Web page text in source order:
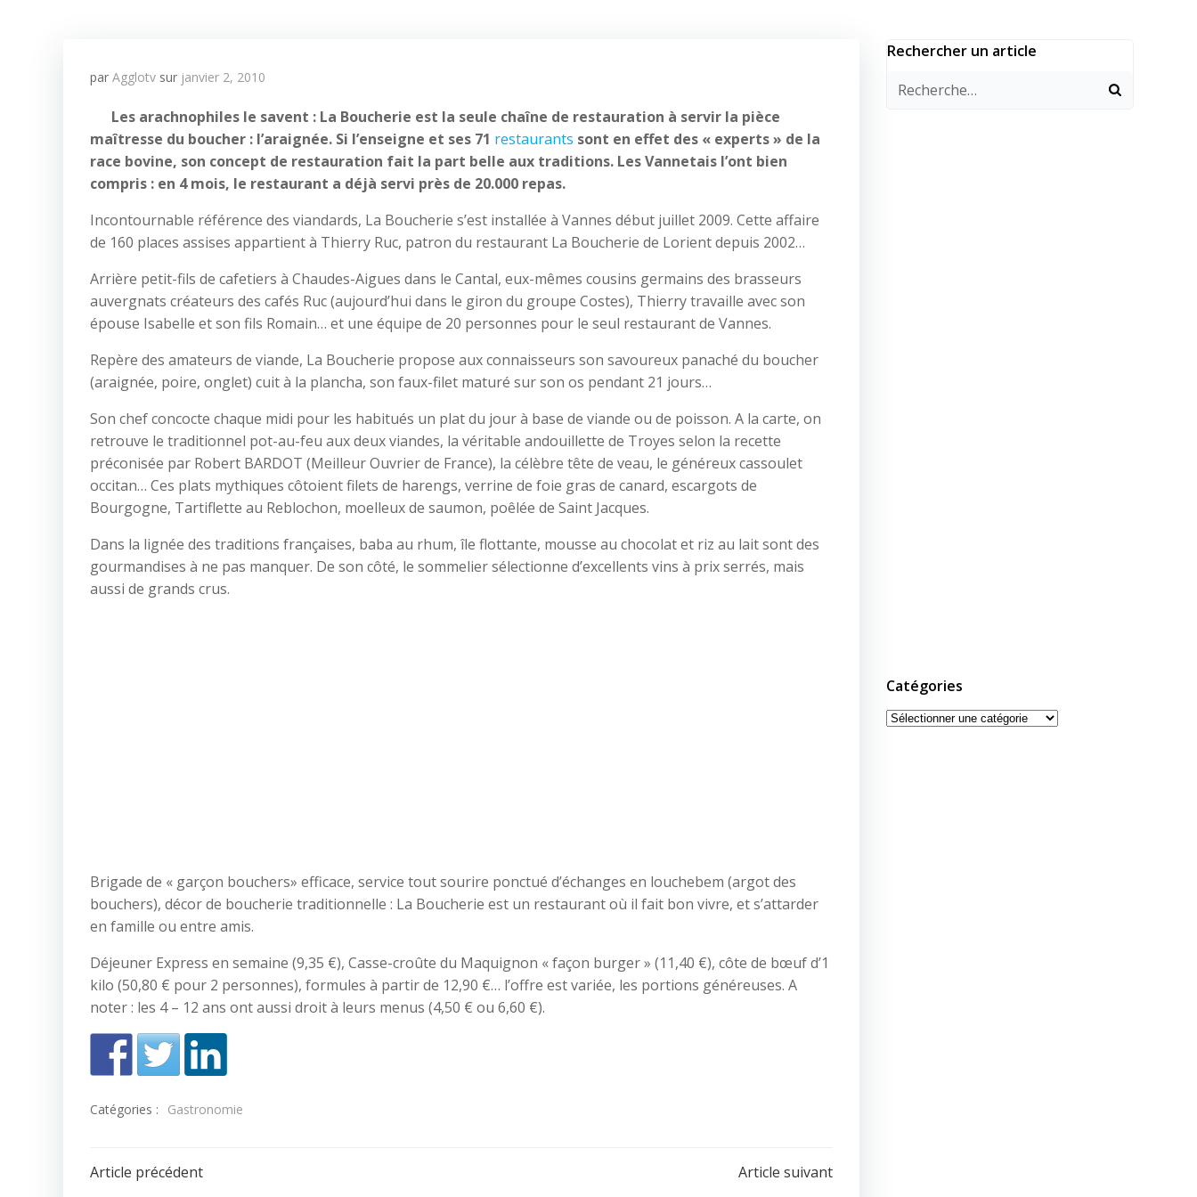
par Agglotv sur janvier 2, 2010
Les arachnophiles le savent : La Boucherie est la seule chaîne de restauration à servir la pièce
maîtresse du boucher : l’araignée. Si l’enseigne et ses 71 restaurants sont en effet des « experts » de la
race bovine, son concept de restauration fait la part belle aux traditions. Les Vannetais l’ont bien
compris : en 4 mois, le restaurant a déjà servi près de 20.000 repas.
Incontournable référence des viandards, La Boucherie s’est installée à Vannes début juillet 2009. Cette affaire
de 160 places assises appartient à Thierry Ruc, patron du restaurant La Boucherie de Lorient depuis 2002…
Arrière petit-fils de cafetiers à Chaudes-Aigues dans le Cantal, eux-mêmes cousins germains des brasseurs
auvergnats créateurs des cafés Ruc (aujourd’hui dans le giron du groupe Costes), Thierry travaille avec son
épouse Isabelle et son fils Romain… et une équipe de 20 personnes pour le seul restaurant de Vannes.
Repère des amateurs de viande, La Boucherie propose aux connaisseurs son savoureux panaché du boucher
(araignée, poire, onglet) cuit à la plancha, son faux-filet maturé sur son os pendant 21 jours…
Son chef concocte chaque midi pour les habitués un plat du jour à base de viande ou de poisson. A la carte, on
retrouve le traditionnel pot-au-feu aux deux viandes, la véritable andouillette de Troyes selon la recette
préconisée par Robert BARDOT (Meilleur Ouvrier de France), la célèbre tête de veau, le généreux cassoulet
occitan… Ces plats mythiques côtoient filets de harengs, verrine de foie gras de canard, escargots de
Bourgogne, Tartiflette au Reblochon, moelleux de saumon, poêlée de Saint Jacques.
Dans la lignée des traditions françaises, baba au rhum, île flottante, mousse au chocolat et riz au lait sont des
gourmandises à ne pas manquer. De son côté, le sommelier sélectionne d’excellents vins à prix serrés, mais
aussi de grands crus.
Brigade de « garçon bouchers» efficace, service tout sourire ponctué d’échanges en louchebem (argot des
bouchers), décor de boucherie traditionnelle : La Boucherie est un restaurant où il fait bon vivre, et s’attarder
en famille ou entre amis.
Déjeuner Express en semaine (9,35 €), Casse-croûte du Maquignon « façon burger » (11,40 €), côte de bœuf d’1
kilo (50,80 € pour 2 personnes), formules à partir de 12,90 €… l’offre est variée, les portions généreuses. A
noter : les 4 – 12 ans ont aussi droit à leurs menus (4,50 € ou 6,60 €).
Catégories : Gastronomie
Navigation
Article précédent Article suivant
Rechercher un article
Catégories
Catégories